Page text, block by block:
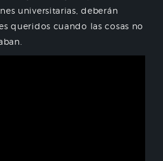
universitarias, deberán
queridos cuando las cosas no